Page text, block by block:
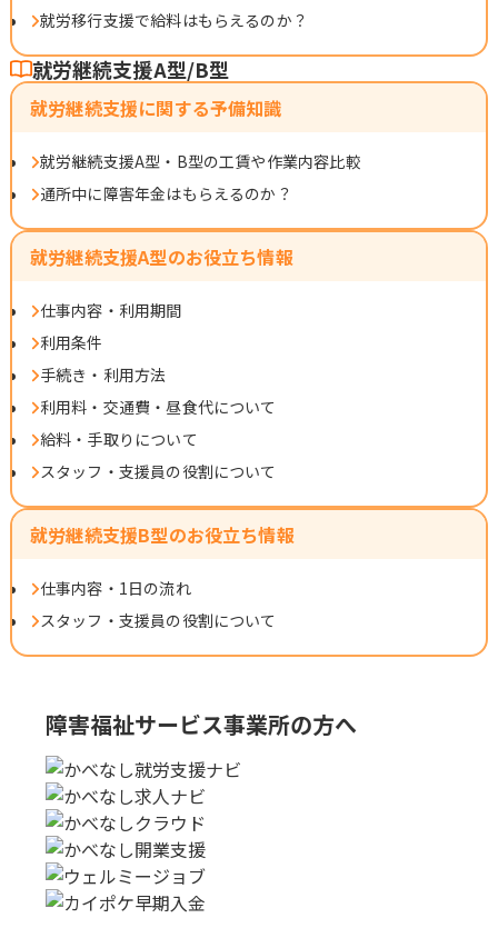
就労移行支援で給料はもらえるのか？
就労継続支援A型/B型
就労継続支援に関する予備知識
就労継続支援A型・B型の工賃や作業内容比較
通所中に障害年金はもらえるのか？
就労継続支援A型のお役立ち情報
仕事内容・利用期間
利用条件
手続き・利用方法
利用料・交通費・昼食代について
給料・手取りについて
スタッフ・支援員の役割について
就労継続支援B型のお役立ち情報
仕事内容・1日の流れ
スタッフ・支援員の役割について
障害福祉サービス事業所の方へ